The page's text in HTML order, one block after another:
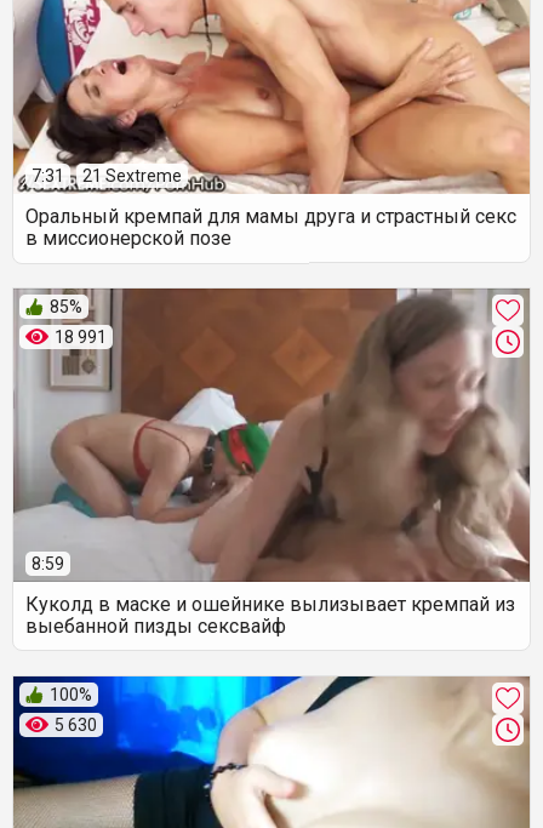
7:31 21 Sextreme
Оральный кремпай для мамы друга и страстный секс
в миссионерской позе
18 991
85%
8:59
Куколд в маске и ошейнике вылизывает кремпай из
выебанной пизды сексвайф
5 630
100%